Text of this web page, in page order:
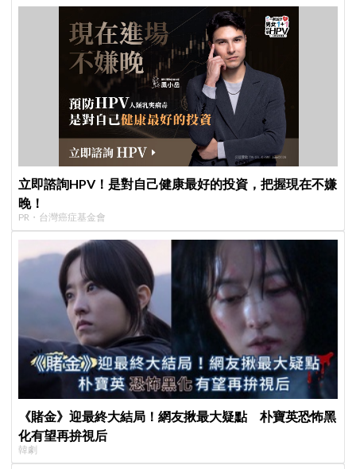
立即諮詢HPV！是對自己健康最好的投資，把握現在不嫌
晚！
PR・台灣癌症基金會
《賭金》迎最終大結局！網友揪最大疑點 朴寶英恐怖黑
化有望再拚視后
韓劇